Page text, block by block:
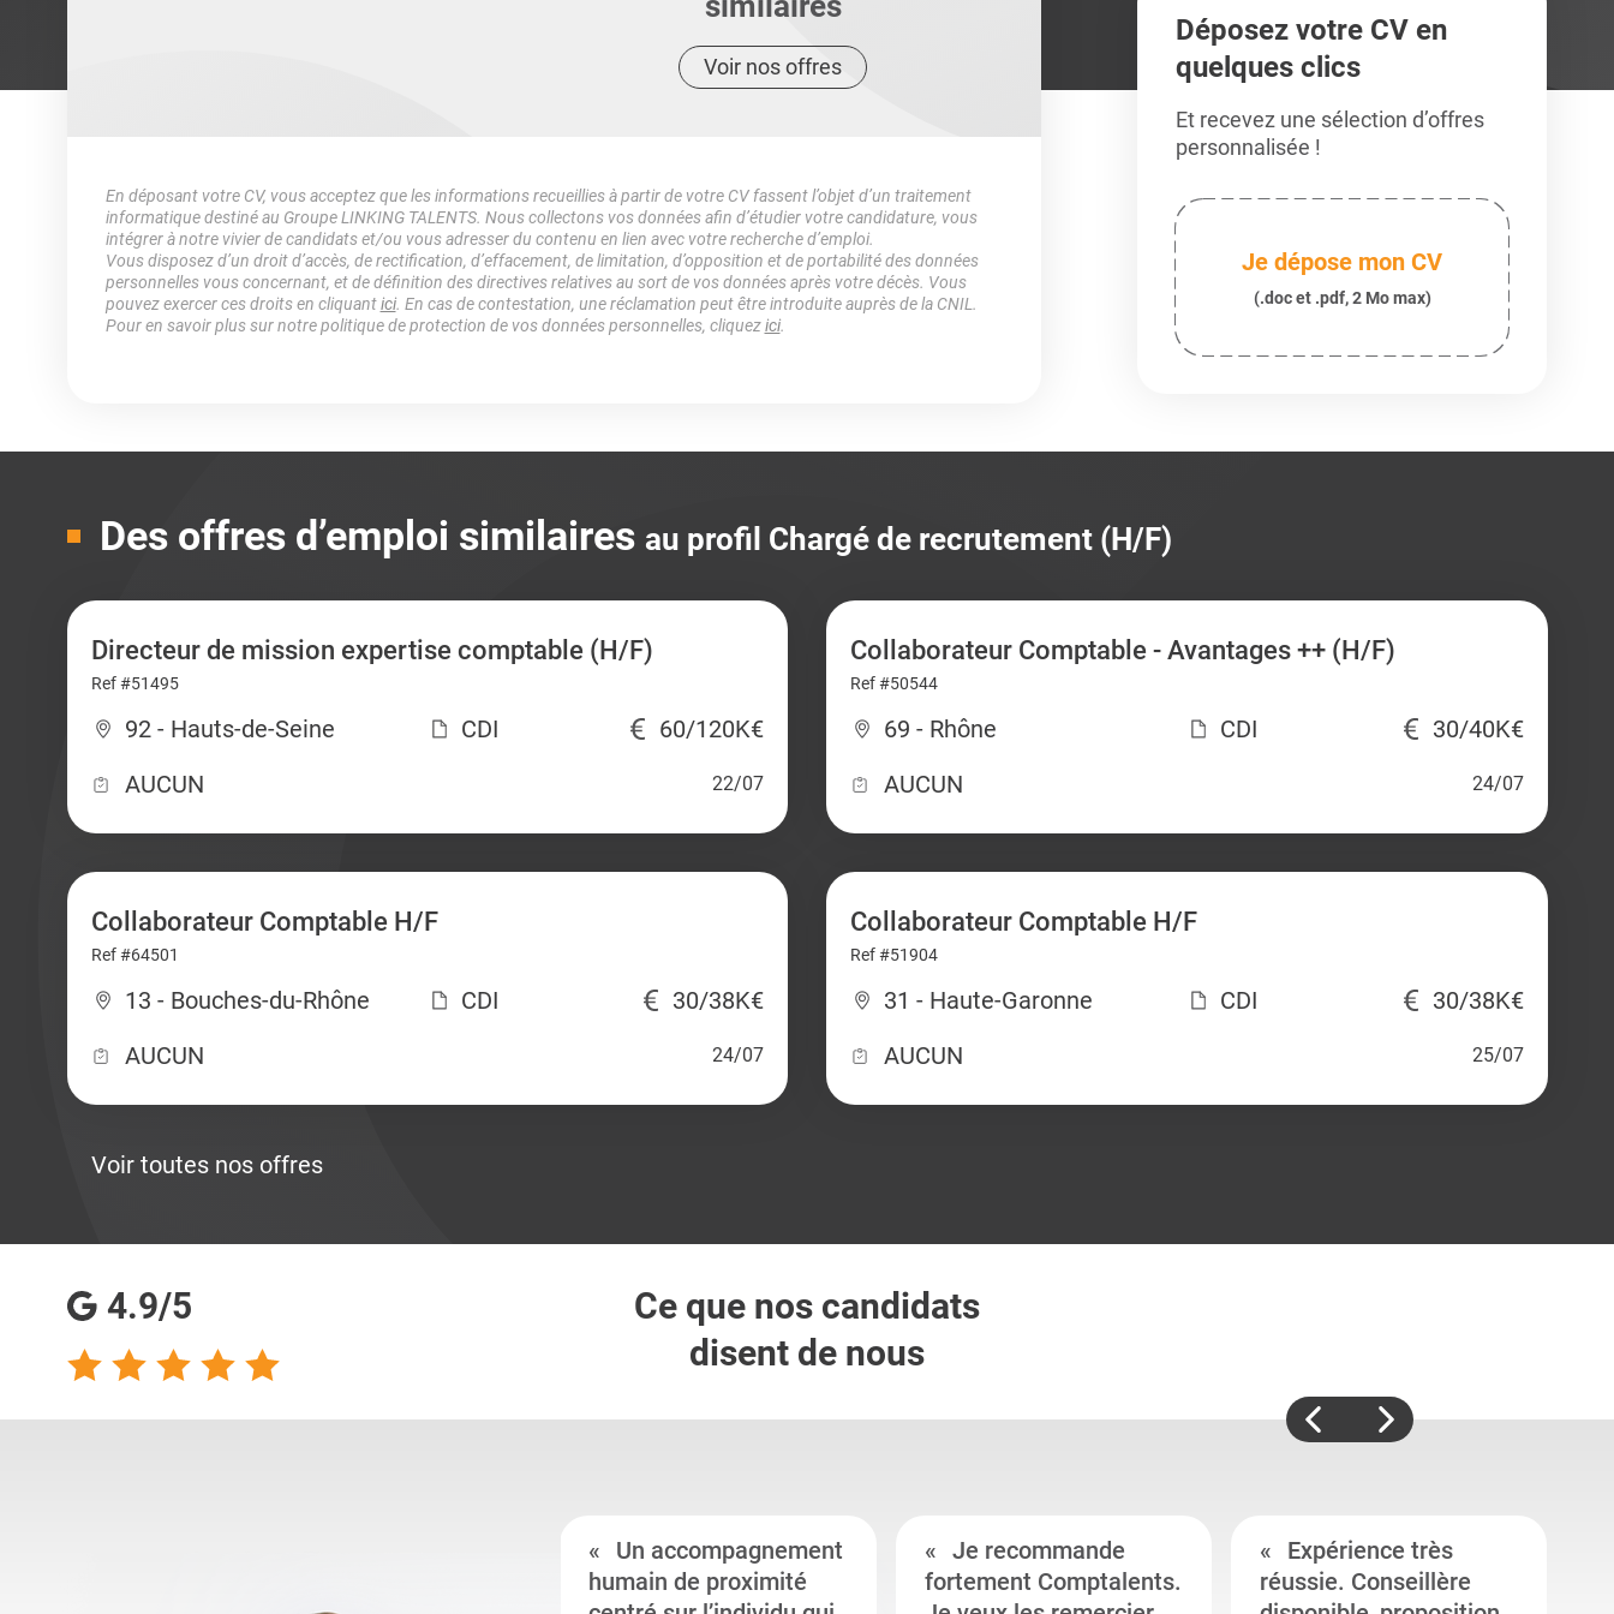
Voir nos offres
En déposant votre CV, vous acceptez que les informations recueillies à partir de votre CV fassent l’objet d’un traitement
informatique destiné au Groupe LINKING TALENTS. Nous collectons vos données afin d’étudier votre candidature, vous
intégrer à notre vivier de candidats et/ou vous adresser du contenu en lien avec votre recherche d’emploi.
Vous disposez d’un droit d’accès, de rectification, d’effacement, de limitation, d’opposition et de portabilité des données
personnelles vous concernant, et de définition des directives relatives au sort de vos données après votre décès. Vous
pouvez exercer ces droits en cliquantici. En cas de contestation, une réclamation peut être introduite auprès de la CNIL.
Pour en savoir plus sur notre politique de protection de vos données personnelles, cliquezici.
Déposez votre CV en
quelques clics
Et recevez une sélection d’offres
personnalisée !
Je dépose mon CV
(.doc et .pdf, 2 Mo max)
Des offres d’emploi similaires au profil Chargé de recrutement (H/F)
Directeur de mission expertise comptable (H/F)
Ref #51495
92 - Hauts-de-Seine CDI
60/120K€
AUCUN
22/07
Collaborateur Comptable - Avantages ++ (H/F)
Ref #50544
69 - Rhône CDI
30/40K€
AUCUN
24/07
Collaborateur Comptable H/F
Ref #64501
13 - Bouches-du-Rhône CDI
30/38K€
AUCUN
24/07
Collaborateur Comptable H/F
Ref #51904
31 - Haute-Garonne CDI
30/38K€
AUCUN
25/07
Voir toutes nos offres
4.9/5
Ce que nos candidats
disent de nous
Un accompagnement
humain de proximité
Je recommande
fortement Comptalents.
Expérience très
réussie. Conseillère